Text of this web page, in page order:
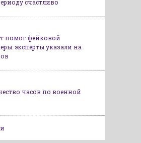
счастливо
помог фейковой
эксперты указали на
часов по военной